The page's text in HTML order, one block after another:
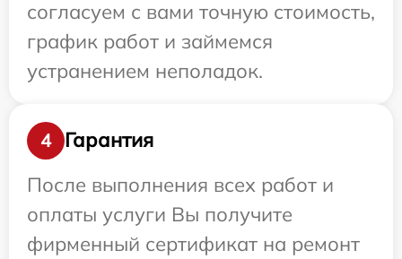
согласуем с вами точную стоимость,
график работ и займемся
устранением неполадок.
4
Гарантия
После выполнения всех работ и
оплаты услуги Вы получите
фирменный сертификат на ремонт